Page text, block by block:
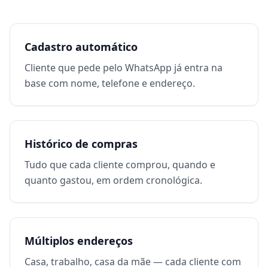
Cadastro automático
Cliente que pede pelo WhatsApp já entra na
base com nome, telefone e endereço.
Histórico de compras
Tudo que cada cliente comprou, quando e
quanto gastou, em ordem cronológica.
Múltiplos endereços
Casa, trabalho, casa da mãe — cada cliente com